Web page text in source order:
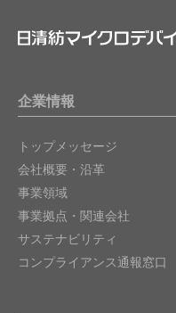
企業情報
トップメッセージ
会社概要・沿革
事業領域
事業拠点・関連会社
サステナビリティ
コンプライアンス通報窓口